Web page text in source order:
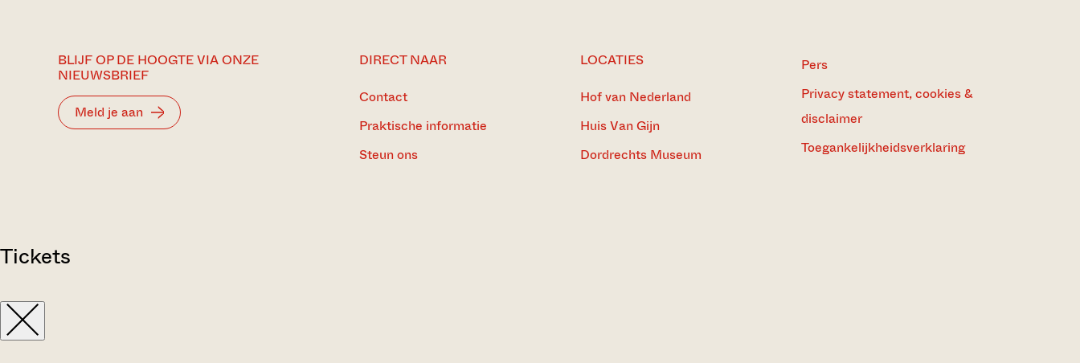
BLIJF OP DE HOOGTE VIA ONZE
NIEUWSBRIEF
Meld je aan
DIRECT NAAR
Contact
Praktische informatie
Steun ons
LOCATIES
Hof van Nederland
Huis Van Gijn
Dordrechts Museum
Pers
Privacy statement, cookies &
disclaimer
Toegankelijkheidsverklaring
Tickets